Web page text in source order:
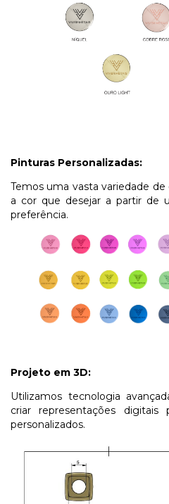
Pinturas Personalizadas:
Temos uma vasta variedade
a cor que desejar a partir de
preferência.
Projeto em 3D:
Utilizamos tecnologia
criar representações digitais
personalizados.